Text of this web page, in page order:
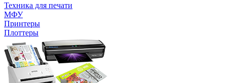
Техника для печати
МФУ
Принтеры
Плоттеры